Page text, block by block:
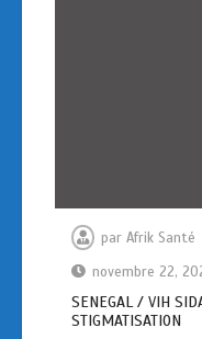
par Afrik Santé
novembre 22,
SENEGAL / VIH
STIGMATISATION